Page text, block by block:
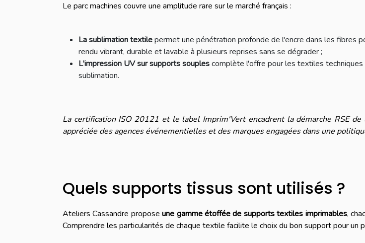
Le parc machines couvre une amplitude rare sur le marché français :
La sublimation textilepermet une pénétration profonde de l'encre dans les fibres
rendu vibrant, durable et lavable à plusieurs reprises sans se dégrader ;
L'impression UV sur supports souplescomplète l'offre pour les textiles
sublimation.
La certification ISO 20121 et le label Imprim'Vert encadrent la démarche RSE
appréciée des agences événementielles et des marques engagées dans une
Quels supports tissus sont utilisés ?
Ateliers Cassandre proposeune gamme étoffée de supports textiles imprimables,
Comprendre les particularités de chaque textile facilite le choix du bon support pour un